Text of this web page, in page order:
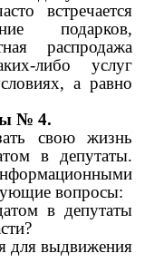
встречается
подарков,
распродажа
либо услуг
а равно
№ 4.
свою жизнь
в депутаты.
вопросы:
в депутаты
для выдвижения